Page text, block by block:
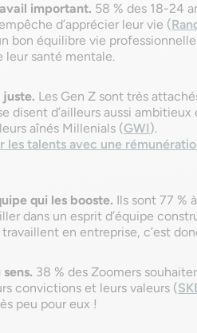
important. 58 % des 18-24
d’apprécier leur vie (
bon équilibre vie
leur santé mentale.
juste. Les Gen Z sont très
disent d’ailleurs aussi
aînés Millenials (GWI).
les talents avec une
qui les booste. Ils sont 77 %
dans un esprit d’équipe
travaillent en entreprise, c’est
38 % des Zoomers
convictions et leurs valeurs (
peu pour eux !